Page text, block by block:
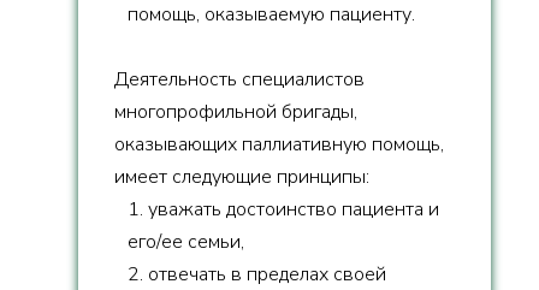
помощь, оказываемую пациенту.
Деятельность специалистов
многопрофильной бригады,
оказывающих паллиативную помощь,
имеет следующие принципы:
1. уважать достоинство пациента и
его/ее семьи,
2. отвечать в пределах своей